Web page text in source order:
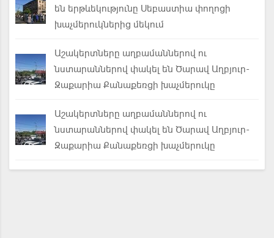
են երթևեկությունը Սեբաստիա փողոցի
խաչմերուկներից մեկում
Աշակերտները աղբամաններով ու
նստարաններով փակել են Ծարավ Աղբյուր-
Զաքարիա Քանաքեռցի խաչմերուկը
Աշակերտները աղբամաններով ու
նստարաններով փակել են Ծարավ Աղբյուր-
Զաքարիա Քանաքեռցի խաչմերուկը